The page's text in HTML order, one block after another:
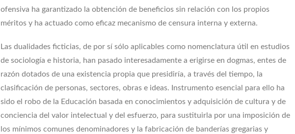
ofensiva ha garantizado la obtención de beneficios sin relación con los propios
méritos y ha actuado como eficaz mecanismo de censura interna y externa.
Las dualidades ficticias, de por sí sólo aplicables como nomenclatura útil en estudios
de sociología e historia, han pasado interesadamente a erigirse en dogmas, entes de
razón dotados de una existencia propia que presidiría, a través del tiempo, la
clasificación de personas, sectores, obras e ideas. Instrumento esencial para ello ha
sido el robo de la Educación basada en conocimientos y adquisición de cultura y de
conciencia del valor intelectual y del esfuerzo, para sustituirla por una imposición de
los mínimos comunes denominadores y la fabricación de banderías gregarias y